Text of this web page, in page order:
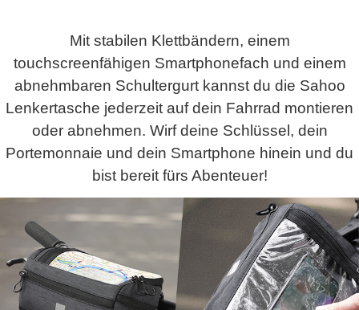
Mit stabilen Klettbändern, einem
touchscreenfähigen Smartphonefach und einem
abnehmbaren Schultergurt kannst du die Sahoo
Lenkertasche jederzeit auf dein Fahrrad montieren
oder abnehmen. Wirf deine Schlüssel, dein
Portemonnaie und dein Smartphone hinein und du
bist bereit fürs Abenteuer!